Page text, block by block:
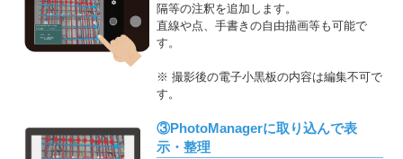
隔等の注釈を追加します。
直線や点、手書きの自由描画等も可能で
す。
※ 撮影後の電子小黒板の内容は編集不可で
す。
③PhotoManagerに取り込んで表
示・整理